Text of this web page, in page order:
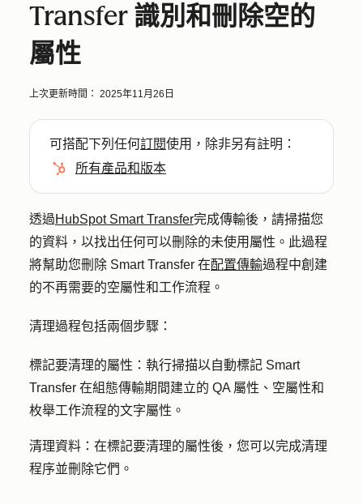
Transfer 識別和刪除空的
屬性
上次更新時間： 2025年11月26日
可搭配下列任何訂閱使用，除非另有註明：
所有產品和版本
透過HubSpot Smart Transfer完成傳輸後，請掃描您
的資料，以找出任何可以刪除的未使用屬性。此過程
將幫助您刪除 Smart Transfer 在配置傳輸過程中創建
的不再需要的空屬性和工作流程。
清理過程包括兩個步驟：
標記要清理的屬性 ：執行掃描以自動標記 Smart
Transfer 在組態傳輸期間建立的 QA 屬性、空屬性和
枚舉工作流程的文字屬性。
清理資料 ：在標記要清理的屬性後，您可以完成清理
程序並刪除它們。